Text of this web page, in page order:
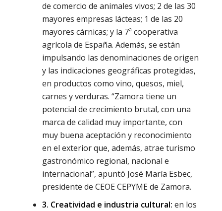
de comercio de animales vivos; 2 de las 30
mayores empresas lácteas; 1 de las 20
mayores cárnicas; y la 7ª cooperativa
agrícola de España. Además, se están
impulsando las denominaciones de origen
y las indicaciones geográficas protegidas,
en productos como vino, quesos, miel,
carnes y verduras. “Zamora tiene un
potencial de crecimiento brutal, con una
marca de calidad muy importante, con
muy buena aceptación y reconocimiento
en el exterior que, además, atrae turismo
gastronómico regional, nacional e
internacional”, apuntó José María Esbec,
presidente de CEOE CEPYME de Zamora.
3. Creatividad e industria cultural: en los